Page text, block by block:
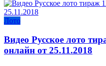
Лото
Видео Русское лото
онлайн от 25.11.2018